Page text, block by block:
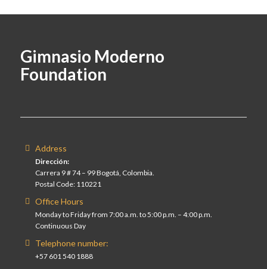
Gimnasio Moderno
Foundation
Address
Dirección:
Carrera 9 # 74 – 99 Bogotá, Colombia.
Postal Code: 110221
Office Hours
Monday to Friday from 7:00 a.m. to 5:00 p.m. – 4:00 p.m.
Continuous Day
Telephone number:
+57 601 540 1888